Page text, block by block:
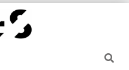
a tothom